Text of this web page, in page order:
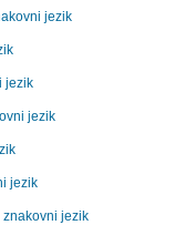
jezik
jezik
jezik
jezik
jezik